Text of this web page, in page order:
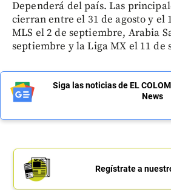
Dependerá del país. Las
cierran entre el 31 de agosto y el
MLS el 2 de septiembre, Arabia
septiembre y la Liga MX el 11 de
Siga las noticias de EL
News
Regístrate a